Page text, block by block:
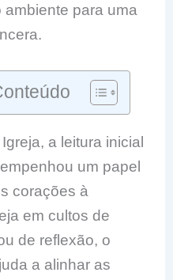
para uma
a leitura inicial
um papel
corações à
em cultos de
de reflexão, o
a alinhar as